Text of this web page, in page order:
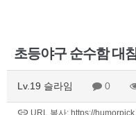
초등야구 순수함 대
Lv.19 슬라임 0
URL 복사: https://